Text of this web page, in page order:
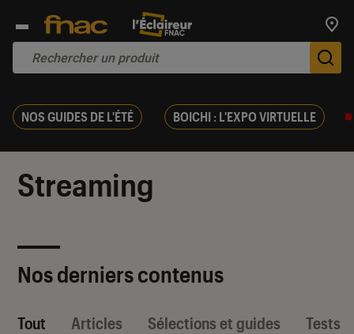
NOS GUIDES DE L'ÉTÉ BOICHI : L'EXPO VIRTUELLE
Streaming
Nos derniers contenus
Tout Articles Sélections et guides Tests